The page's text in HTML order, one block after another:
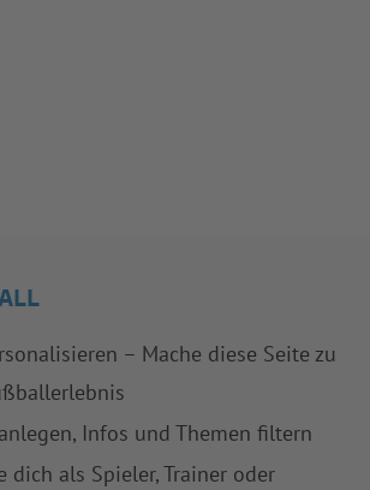
– Mache diese Seite zu
Infos und Themen filtern
dich als Spieler, Trainer oder